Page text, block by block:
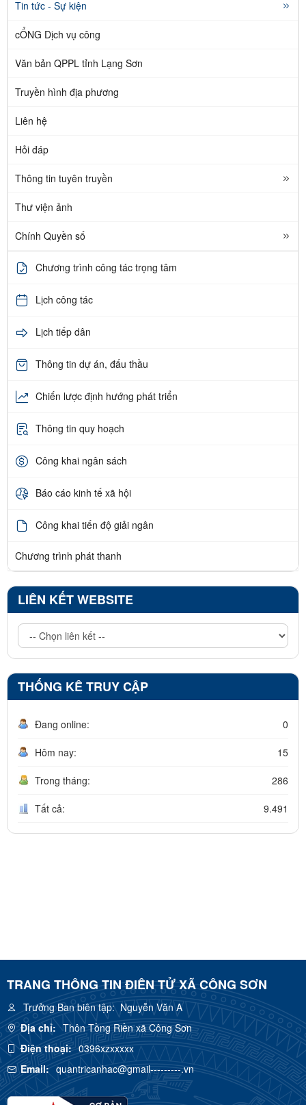
Tin tức - Sự kiện
cỔNG Dịch vụ công
Văn bản QPPL tỉnh Lạng Sơn
Truyền hình địa phương
Liên hệ
Hỏi đáp
Thông tin tuyên truyền
Thư viện ảnh
Chính Quyền số
Chương trình công tác trọng tâm
Lịch công tác
Lịch tiếp dân
Thông tin dự án, đấu thầu
Chiến lược định hướng phát triển
Thông tin quy hoạch
Công khai ngân sách
Báo cáo kinh tế xã hội
Công khai tiến độ giải ngân
Chương trình phát thanh
LIÊN KẾT WEBSITE
THỐNG KÊ TRUY CẬP
Đang online: 0
Hôm nay: 15
Trong tháng: 286
Tất cả: 9.491
TRANG THÔNG TIN ĐIÊN TỬ XÃ CÔNG SƠN
Trưởng Ban biên tập:Nguyễn Văn A
Địa chỉ: Thôn Tồng Riền xã Công Sơn
Điện thoại: 0396xzxxxxx
Email: quantricanhac@gmail---------.vn